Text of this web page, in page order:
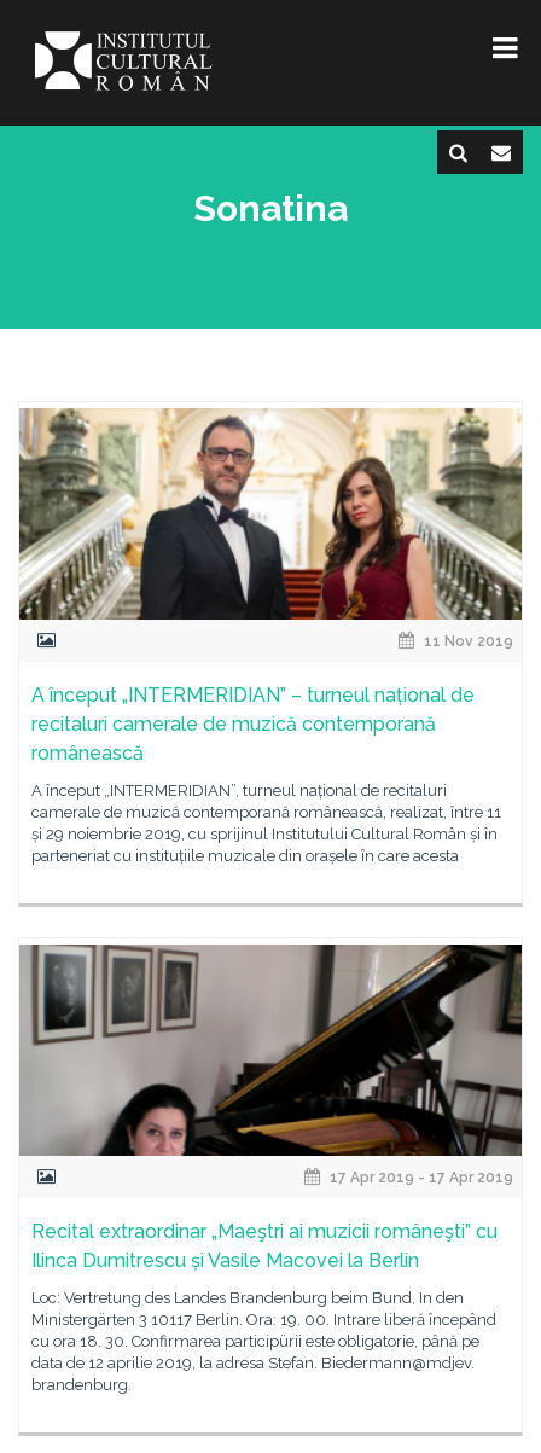
Sonatina
11 Nov 2019
A început „INTERMERIDIAN” – turneul național de
recitaluri camerale de muzică contemporană
românească
A început „INTERMERIDIAN”, turneul național de recitaluri
camerale de muzică contemporană românească, realizat, între 11
și 29 noiembrie 2019, cu sprijinul Institutului Cultural Român și în
parteneriat cu instituțiile muzicale din orașele în care acesta
17 Apr 2019 - 17 Apr 2019
Recital extraordinar „Maeştri ai muzicii româneşti” cu
Ilinca Dumitrescu și Vasile Macovei la Berlin
Loc: Vertretung des Landes Brandenburg beim Bund, In den
Ministergärten 3 10117 Berlin. Ora: 19. 00. Intrare liberă începând
cu ora 18. 30. Confirmarea participürii este obligatorie, până pe
data de 12 aprilie 2019, la adresa Stefan. Biedermann@mdjev.
brandenburg.